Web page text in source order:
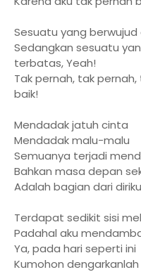
Sesuatu yang berwujud
Sedangkan sesuatu
terbatas, Yeah!
Tak pernah, tak
baik!
Mendadak jatuh cinta
Mendadak malu-malu
Semuanya terjadi
Bahkan masa depan
Adalah bagian dari
Terdapat sedikit sisi
Padahal aku
Ya, pada hari seperti ini
Kumohon